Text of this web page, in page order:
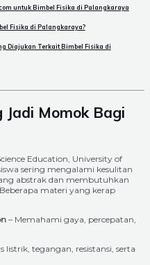
untuk Bimbel Fisika di Palangkaraya
Fisika di Palangkaraya?
Diajukan Terkait Bimbel Fisika di
Jadi Momok Bagi
Education, University of
sering mengalami kesulitan
abstrak dan membutuhkan
materi yang kerap
– Memahami gaya, percepatan,
listrik, tegangan, resistansi, serta